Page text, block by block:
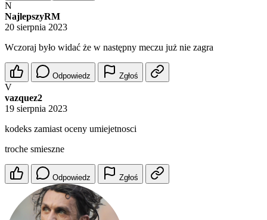
N
NajlepszyRM
20 sierpnia 2023
Wczoraj było widać że w następny meczu już nie zagra
Odpowiedz Zgłoś
V
vazquez2
19 sierpnia 2023
kodeks zamiast oceny umiejetnosci
troche smieszne
Odpowiedz Zgłoś